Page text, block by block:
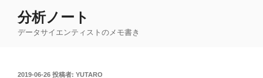
分析ノート
データサイエンティストのメモ書き
投
2019-06-26 投稿者: YUTARO